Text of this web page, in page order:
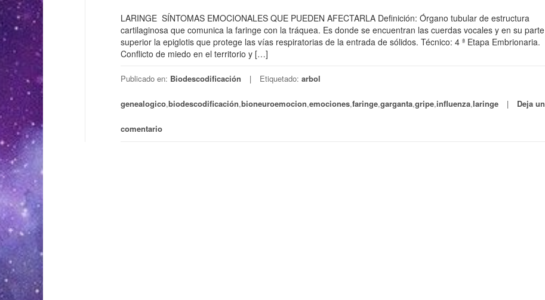
LARINGE SÍNTOMAS EMOCIONALES QUE PUEDEN AFECTARLA Definición: Órgano tubular de estructura
cartilaginosa que comunica la faringe con la tráquea. Es donde se encuentran las cuerdas vocales y en su parte
superior la epiglotis que protege las vías respiratorias de la entrada de sólidos. Técnico: 4 ª Etapa Embrionaria.
Conflicto de miedo en el territorio y […]
Publicado en: Biodescodificación Etiquetado: arbol
genealogico,biodescodificación,bioneuroemocion,emociones,faringe,garganta,gripe,influenza,laringe Deja un
comentario